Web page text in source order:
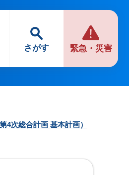
さがす 緊急・災害
4次総合計画 基本計画）